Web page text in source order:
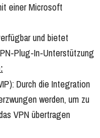
einer Microsoft
und bietet
Plug-In-Unterstützung
Durch die Integration
werden, um zu
VPN übertragen